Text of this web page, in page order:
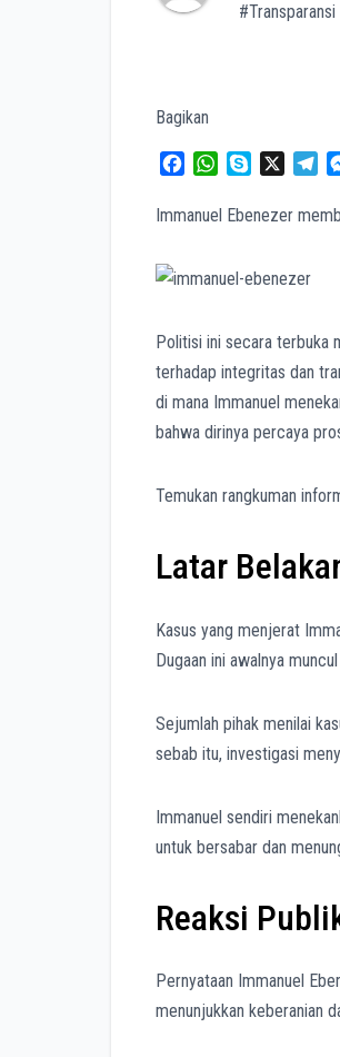
#Transparansi
Bagikan
c
o
k
W
a
A
p
y
l
m
Immanuel Ebenezer
Politisi ini secara terbuka
terhadap integritas dan
di mana Immanuel
bahwa dirinya percaya
Temukan rangkuman
Latar
Kasus yang menjerat
Dugaan ini awalnya
Sejumlah pihak menilai
sebab itu, investigasi
Immanuel sendiri
untuk bersabar dan
Reaksi
Pernyataan Immanuel
menunjukkan keberanian